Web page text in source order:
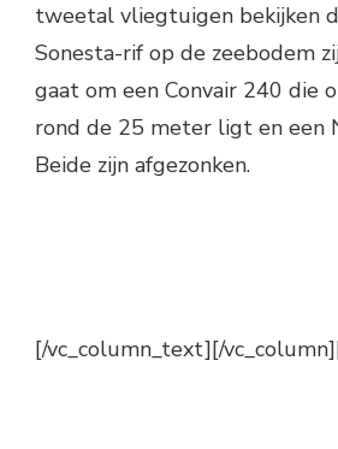
tweetal vliegtuigen bekijken
Sonesta-rif op de zeebodem
gaat om een Convair 240 die
rond de 25 meter ligt en een
Beide zijn afgezonken.
[/vc_column_text][/